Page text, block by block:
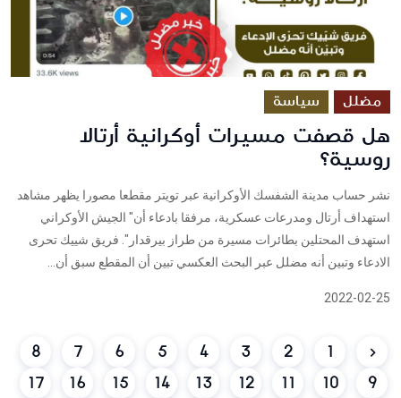
مضلل سياسة
هل قصفت مسيرات أوكرانية أرتالا
روسية؟
نشر حساب مدينة الشفسك الأوكرانية عبر تويتر مقطعا مصورا يظهر مشاهد
استهداف أرتال ومدرعات عسكرية، مرفقا بادعاء أن" الجيش الأوكراني
استهدف المحتلين بطائرات مسيرة من طراز بيرقدار". فريق شييك تحرى
الادعاء وتبين أنه مضلل عبر البحث العكسي تبين أن المقطع سبق أن...
2022-02-25
1
2
3
4
5
6
7
8
9
10
11
12
13
14
15
16
17